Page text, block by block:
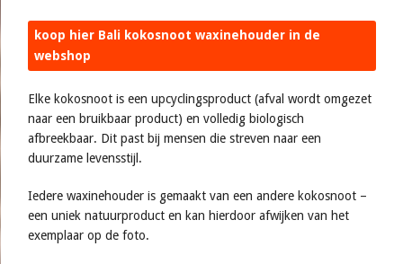
koop hier Bali kokosnoot waxinehouder in de
webshop
Elke kokosnoot is een upcyclingsproduct (afval wordt omgezet
naar een bruikbaar product) en volledig biologisch
afbreekbaar. Dit past bij mensen die streven naar een
duurzame levensstijl.
Iedere waxinehouder is gemaakt van een andere kokosnoot –
een uniek natuurproduct en kan hierdoor afwijken van het
exemplaar op de foto.